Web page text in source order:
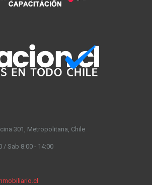
301, Metropolitana, Chile
/ Sab 8:00 - 14:00